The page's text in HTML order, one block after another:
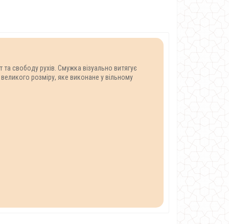
свободу рухів. Смужка візуально витягує
розміру, яке виконане у вільному